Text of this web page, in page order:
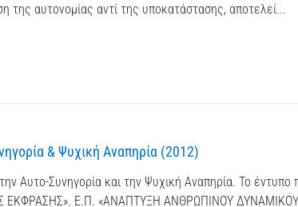
της αυτονομίας αντί της υποκατάστασης, αποτελεί...
& Ψυχική Αναπηρία (2012)
Αυτο-Συνηγορία και την Ψυχική Αναπηρία. Το έντυπο
Ε.Π. «ΑΝΑΠΤΥΞΗ ΑΝΘΡΩΠΙΝΟΥ